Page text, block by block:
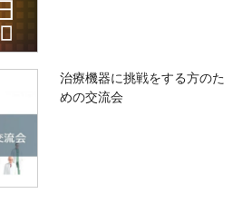
治療機器に挑戦をする方のた
めの交流会